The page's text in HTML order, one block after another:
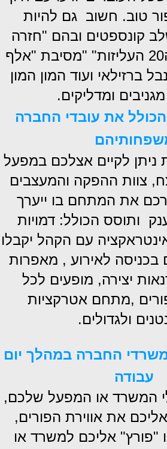
טוב. חשוב גם להיות
קונספטים ובהם "חזרה
לילדות" "שנות ה20 העליזות" "מסיבת "אלף
ברזילאי ועוד המון המון
מגניבים ומדליקים.
הכולל את עובדי החברה
ניתן לקיים אצלכם במפעל
צוות ההפקה והמעצבים
את המתחם בו ייערך
ותוסס הכולל: דמויות
אינטראקציה עם הקהל יקבלו
בכניסה לאירוע , מאפרות
יצירה, מופעים לכל
,מתחם אטרקציות
ולגדולים.
החברה במהלך יום
עבודה
המשרד או המפעל שלכם,
את אווירת הפורים,
"פורץ" אליכם למשרד או